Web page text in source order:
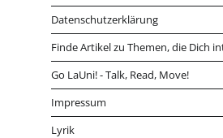
Datenschutzerklärung
Finde Artikel zu Themen, die Dich
Go LaUni! - Talk, Read, Move!
Impressum
Lyrik